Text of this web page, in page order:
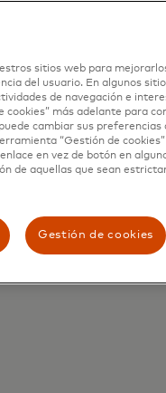
sitios web para
del usuario. En algunos
de navegación e
cookies” más adelante para
cambiar sus preferencias
“Gestión de cookies”
en vez de botón en
de aquellas que sean
Gestión de cookies